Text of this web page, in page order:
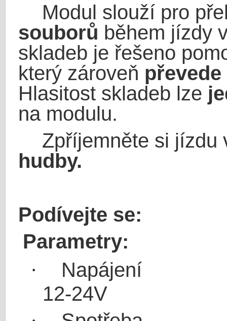
Modul slouží pro
souborů během jízdy
skladeb je řešeno
který zároveň
Hlasitost skladeb lze
na modulu.
Zpříjemněte si jízdu
hudby.
Podívejte se:
Parametry:
·
Napájení
12-24V